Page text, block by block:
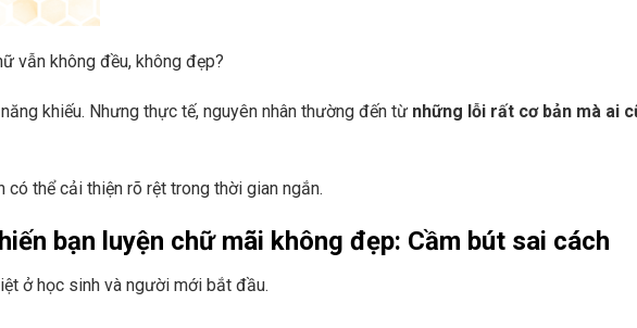
vẫn không đều, không đẹp?
khiếu. Nhưng thực tế, nguyên nhân thường đến từ những lỗi rất cơ bản mà ai
thể cải thiện rõ rệt trong thời gian ngắn.
bạn luyện chữ mãi không đẹp: Cầm bút sai cách
ở học sinh và người mới bắt đầu.